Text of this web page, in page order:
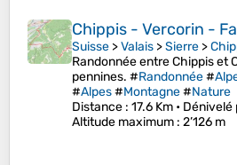
Chippis - Vercorin -
Suisse >Valais >Sierre >
Randonnée entre Chippis et
pennines. #Randonnée#
#Alpes#Montagne#Nature
Distance : 17.6 Km • Dénivelé
Altitude maximum : 2’126 m